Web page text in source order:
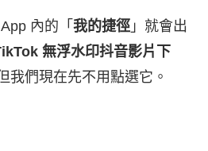
內的「 我的捷徑 」就會出
無浮水印抖音影片下
我們現在先不用點選它。